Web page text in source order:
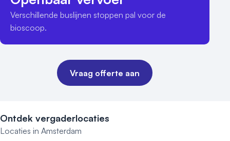
Verschillende buslijnen stoppen pal voor de
bioscoop.
Vraag offerte aan
Ontdek vergaderlocaties
Locaties in Amsterdam